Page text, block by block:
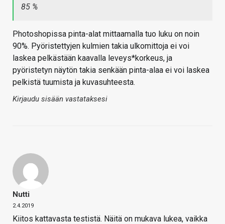
85 %
Photoshopissa pinta-alat mittaamalla tuo luku on noin
90%. Pyöristettyjen kulmien takia ulkomittoja ei voi
laskea pelkästään kaavalla leveys*korkeus, ja
pyöristetyn näytön takia senkään pinta-alaa ei voi laskea
pelkistä tuumista ja kuvasuhteesta.
Kirjaudu sisään vastataksesi
Nutti
2.4.2019
Kiitos kattavasta testistä. Näitä on mukava lukea, vaikka